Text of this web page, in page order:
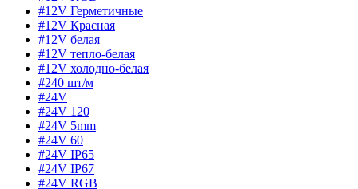
#12V Герметичные
#12V Красная
#12V белая
#12V тепло-белая
#12V холодно-белая
#240 шт/м
#24V
#24V 120
#24V 5mm
#24V 60
#24V IP65
#24V IP67
#24V RGB